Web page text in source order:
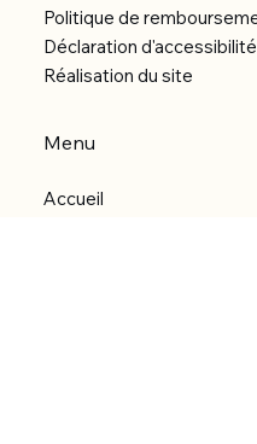
Politique de
Déclaration d'accessibilité
Réalisation du site
Menu
Accueil